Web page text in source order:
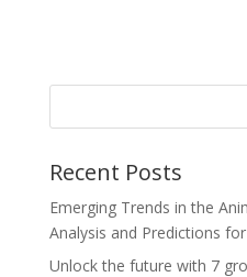
Recent Posts
Emerging Trends in the
Analysis and Predictions
Unlock the future with 7